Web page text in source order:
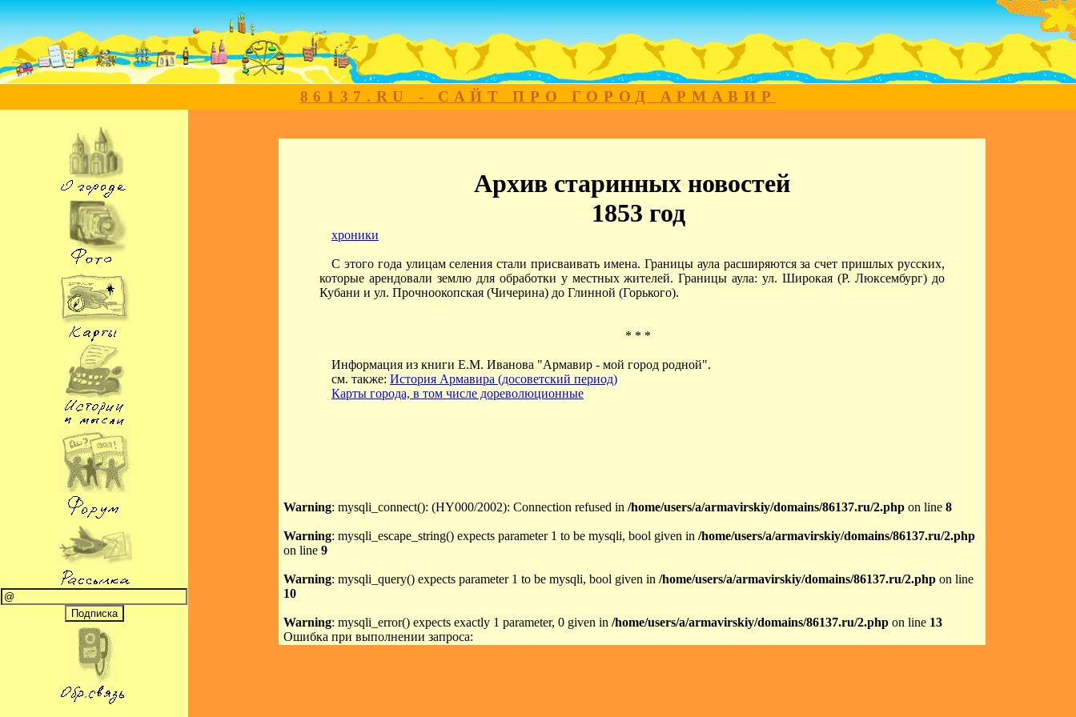
86137.RU - САЙТ ПРО ГОРОД АРМАВИР
Архив старинных новостей
1853 год
хроники
С этого года улицам селения стали присваивать имена. Границы аула расширяются за счет пришлых русских,
которые арендовали землю для обработки у местных жителей. Границы аула: ул. Широкая (Р. Люксембург) до
Кубани и ул. Прочноокопская (Чичерина) до Глинной (Горького).
* * *
Информация из книги Е.М. Иванова "Армавир - мой город родной".
см. также: История Армавира (досоветский период)
Карты города, в том числе дореволюционные
Warning: mysqli_connect(): (HY000/2002): Connection refused in /home/users/a/armavirskiy/domains/86137.ru/2.php on line 8
Warning: mysqli_escape_string() expects parameter 1 to be mysqli, bool given in /home/users/a/armavirskiy/domains/86137.ru/2.php
on line 9
Warning: mysqli_query() expects parameter 1 to be mysqli, bool given in /home/users/a/armavirskiy/domains/86137.ru/2.php on line
10
Warning: mysqli_error() expects exactly 1 parameter, 0 given in /home/users/a/armavirskiy/domains/86137.ru/2.php on line 13
Ошибка при выполнении запроса: